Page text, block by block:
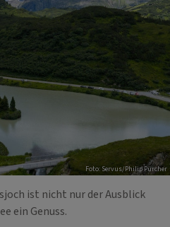
Foto: Servus/Philip Pürcher
ist nicht nur der Ausblick
ein Genuss.